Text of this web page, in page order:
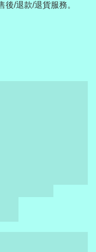
/退款/退貨服務。